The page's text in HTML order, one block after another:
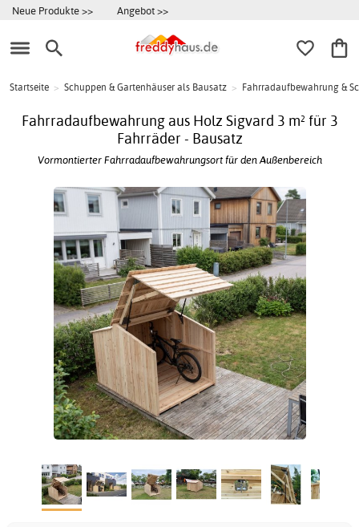
Neue Produkte >> Angebot >>
Startseite > Schuppen & Gartenhäuser als Bausatz > Fahrradaufbewahrung &
Fahrradaufbewahrung aus Holz Sigvard 3 m² für 3
Fahrräder - Bausatz
Vormontierter Fahrradaufbewahrungsort für den Außenbereich